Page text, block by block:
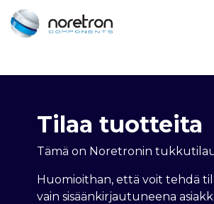
Tilaa tuotteita
Tämä on Noretronin
Huomioithan, että voit tehdä
vain sisäänkirjautuneena